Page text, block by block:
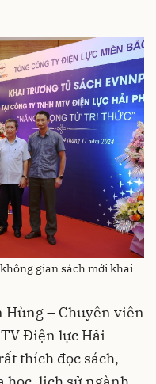
gian sách mới khai
Hùng – Chuyên viên
Điện lực Hải
thích đọc sách,